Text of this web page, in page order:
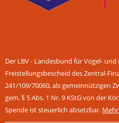
Der LBV - Landesbund für Vogel-
Freistellungsbescheid des Zentral-
241/109/70060, als gemeinnützigen
gem. § 5 Abs. 1 Nr. 9 KStG von der
Spende ist steuerlich absetzbar.